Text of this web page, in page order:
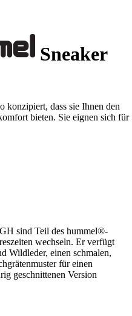
Sneaker
konzipiert, dass sie Ihnen den
bieten. Sie eignen sich für
sind Teil des hummel®-
wechseln. Er verfügt
Wildleder, einen schmalen,
für einen
geschnittenen Version